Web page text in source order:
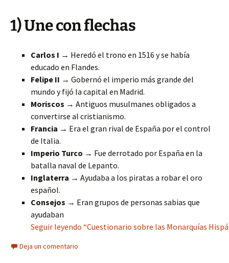
1) Une con flechas
Carlos I → Heredó el trono en 1516 y se había
educado en Flandes.
Felipe II → Gobernó el imperio más grande del
mundo y fijó la capital en Madrid.
Moriscos → Antiguos musulmanes obligados a
convertirse al cristianismo.
Francia → Era el gran rival de España por el control
de Italia.
Imperio Turco → Fue derrotado por España en la
batalla naval de Lepanto.
Inglaterra → Ayudaba a los piratas a robar el oro
español.
Consejos → Eran grupos de personas sabias que
ayudaban
Seguir leyendo “Cuestionario sobre las Monarquías
Deja un comentario